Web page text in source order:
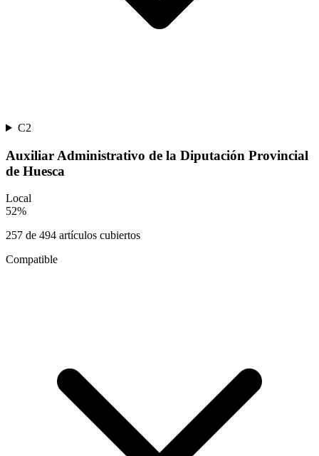
C2
Auxiliar Administrativo de la Diputación Provincial
de Huesca
Local
52%
257 de 494 artículos cubiertos
Compatible